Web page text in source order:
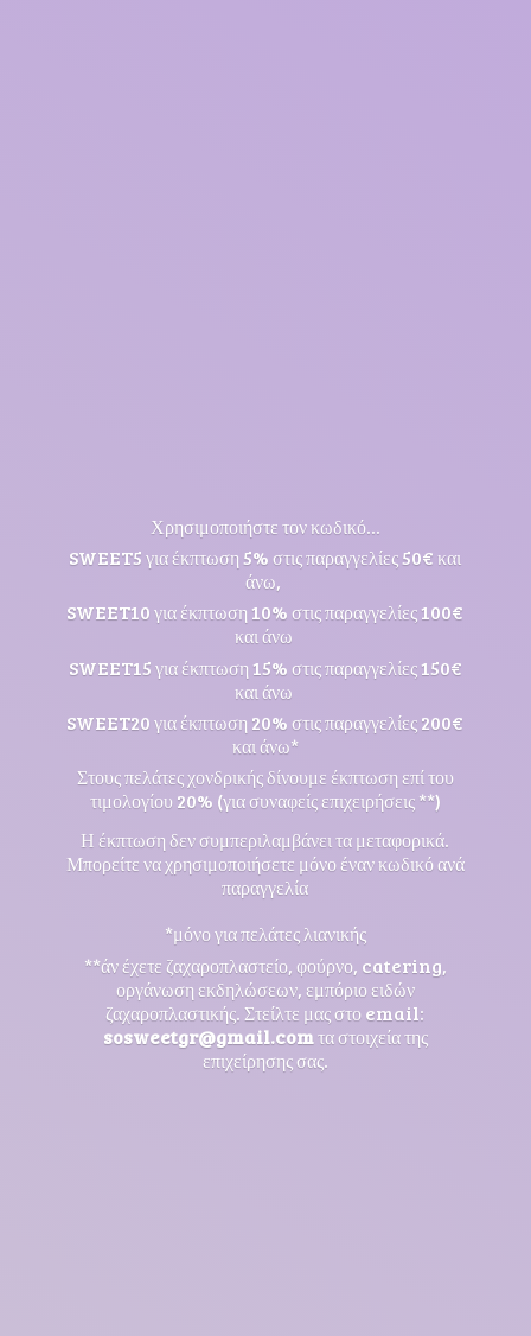
Χρησιμοποιήστε τον κωδικό...
SWEET5 για έκπτωση 5% στις παραγγελίες 50€ και
άνω,
SWEET10 για έκπτωση 10% στις παραγγελίες 100€
και άνω
SWEET15 για έκπτωση 15% στις παραγγελίες 150€
και άνω
SWEET20 για έκπτωση 20% στις παραγγελίες 200€
και άνω*
Στους πελάτες χονδρικής δίνουμε έκπτωση επί του
τιμολογίου 20% (για συναφείς επιχειρήσεις **)
Η έκπτωση δεν συμπεριλαμβάνει τα μεταφορικά.
Μπορείτε να χρησιμοποιήσετε μόνο έναν κωδικό ανά
παραγγελία
*μόνο για πελάτες λιανικής
**άν έχετε ζαχαροπλαστείο, φούρνο, catering,
οργάνωση εκδηλώσεων, εμπόριο ειδών
ζαχαροπλαστικής. Στείλτε μας στο email:
sosweetgr@gmail.comτα στοιχεία της
επιχείρησης σας.